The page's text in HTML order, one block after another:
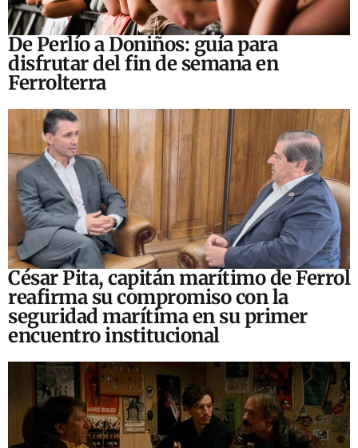
De Perlío a Doniños: guía para
disfrutar del fin de semana en
Ferrolterra
César Pita, capitán marítimo de Ferrol
reafirma su compromiso con la
seguridad marítima en su primer
encuentro institucional